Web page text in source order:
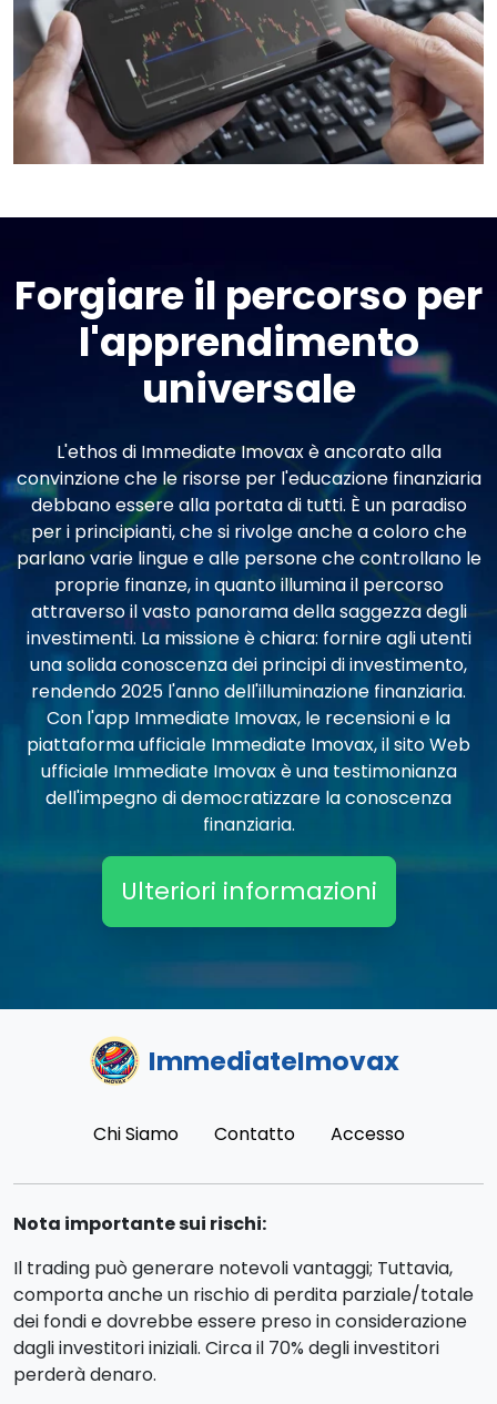
Forgiare il percorso per
l'apprendimento
universale
L'ethos di Immediate Imovax è ancorato alla
convinzione che le risorse per l'educazione finanziaria
debbano essere alla portata di tutti. È un paradiso
per i principianti, che si rivolge anche a coloro che
parlano varie lingue e alle persone che controllano le
proprie finanze, in quanto illumina il percorso
attraverso il vasto panorama della saggezza degli
investimenti. La missione è chiara: fornire agli utenti
una solida conoscenza dei principi di investimento,
rendendo 2025 l'anno dell'illuminazione finanziaria.
Con l'app Immediate Imovax, le recensioni e la
piattaforma ufficiale Immediate Imovax, il sito Web
ufficiale Immediate Imovax è una testimonianza
dell'impegno di democratizzare la conoscenza
finanziaria.
Ulteriori informazioni
ImmediateImovax
Chi Siamo Contatto Accesso
Nota importante sui rischi:
Il trading può generare notevoli vantaggi; Tuttavia,
comporta anche un rischio di perdita parziale/totale
dei fondi e dovrebbe essere preso in considerazione
dagli investitori iniziali. Circa il 70% degli investitori
perderà denaro.